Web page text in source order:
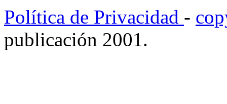
Política de Privacidad -
publicación 2001.